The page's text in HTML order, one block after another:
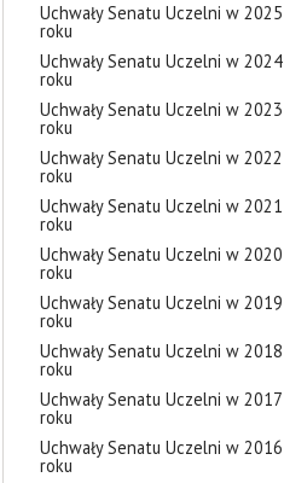
Uchwały Senatu Uczelni w 2025
roku
Uchwały Senatu Uczelni w 2024
roku
Uchwały Senatu Uczelni w 2023
roku
Uchwały Senatu Uczelni w 2022
roku
Uchwały Senatu Uczelni w 2021
roku
Uchwały Senatu Uczelni w 2020
roku
Uchwały Senatu Uczelni w 2019
roku
Uchwały Senatu Uczelni w 2018
roku
Uchwały Senatu Uczelni w 2017
roku
Uchwały Senatu Uczelni w 2016
roku